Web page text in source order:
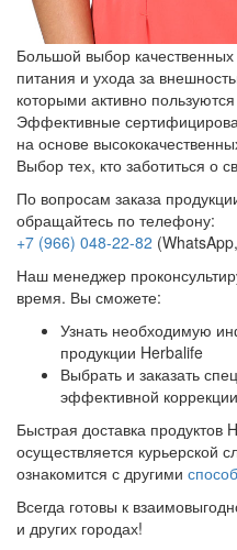
Большой выбор
питания и ухода за
которыми активно
Эффективные
на основе
Выбор тех, кто заботиться о
По вопросам заказа
обращайтесь по телефону:
+7 (966) 048-22-82
Наш менеджер
время. Вы сможете:
Узнать необходимую
продукции Herbalife
Выбрать и заказать
эффективной
Быстрая доставка продуктов
осуществляется курьерской
ознакомится с другими
Всегда готовы к
и других городах!